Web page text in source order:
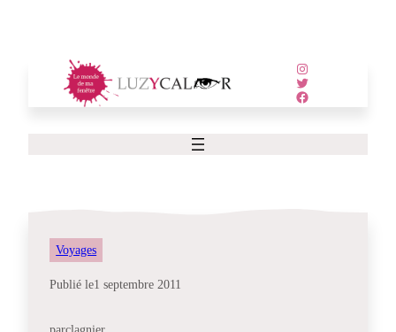
Instagram
Twitter
Facebook
Voyages
Publié le1 septembre 2011